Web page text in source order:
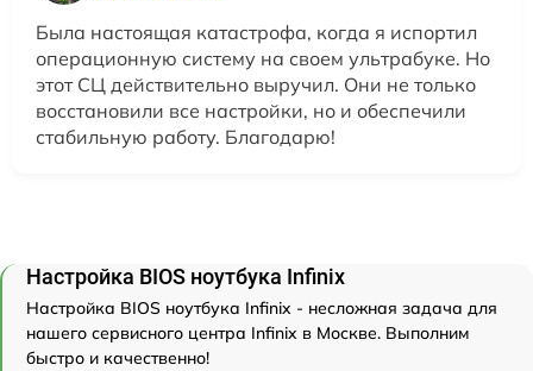
Была настоящая катастрофа, когда я испортил
операционную систему на своем ультрабуке. Но
этот СЦ действительно выручил. Они не только
восстановили все настройки, но и обеспечили
стабильную работу. Благодарю!
Настройка BIOS ноутбука Infinix
Настройка BIOS ноутбука Infinix - несложная задача для
нашего сервисного центра Infinix в Москве. Выполним
быстро и качественно!